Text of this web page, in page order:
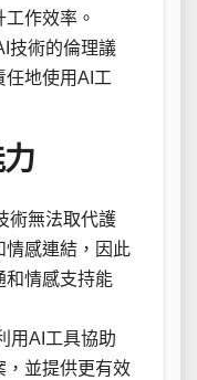
作效率。
技術的倫理議
任地使用AI工
術無法取代護
情感連結，因此
和情感支持能
用AI工具協助
，並提供更有效